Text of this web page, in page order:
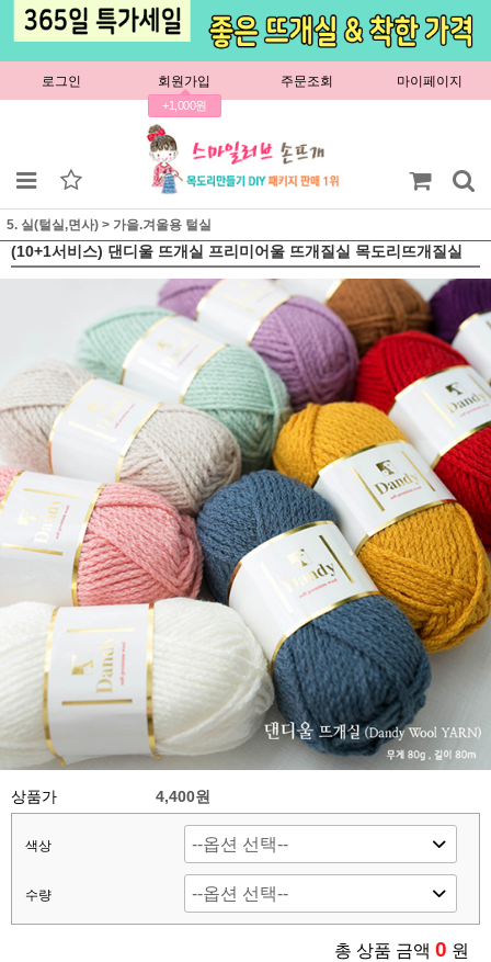
로그인 회원가입
+1,000원
주문조회 마이페이지
5. 실(털실,면사) > 가을.겨울용 털실
(10+1서비스) 댄디울 뜨개실 프리미어울 뜨개질실 목도리뜨개질실
상품가 4,400원
색상
수량
총 상품 금액 0 원